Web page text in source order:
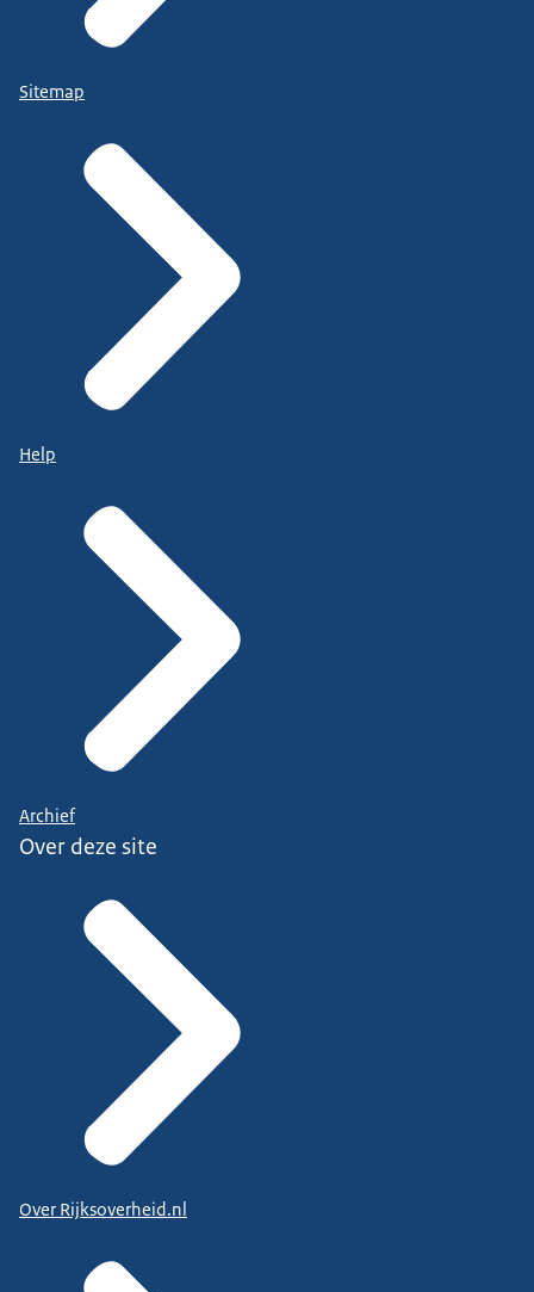
Sitemap
Help
Archief
Over deze site
Over Rijksoverheid.nl